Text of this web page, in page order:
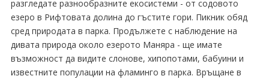
разгледате разнообразните екосистеми - от содовото
езеро в Рифтовата долина до гъстите гори. Пикник обяд
сред природата в парка. Продължете с наблюдение на
дивата природа около езерото Маняра - ще имате
възможност да видите слонове, хипопотами, бабуини и
известните популации на фламинго в парка. Връщане в